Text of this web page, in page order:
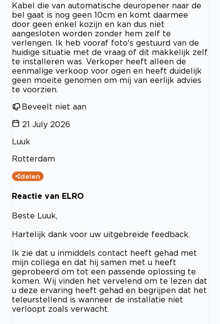
Kabel die van automatische deuropener naar de
bel gaat is nog geen 10cm en komt daarmee
door geen enkel kozijn en kan dus niet
aangesloten worden zonder hem zelf te
verlengen. Ik heb vooraf foto's gestuurd van de
huidige situatie met de vraag of dit makkelijk zelf
te installeren was. Verkoper heeft alleen de
eenmalige verkoop voor ogen en heeft duidelijk
geen moeite genomen om mij van eerlijk advies
te voorzien.
Beveelt niet aan
21 July 2026
Luuk
Rotterdam
delen
Reactie van ELRO
Beste Luuk,
Hartelijk dank voor uw uitgebreide feedback.
Ik zie dat u inmiddels contact heeft gehad met
mijn collega en dat hij samen met u heeft
geprobeerd om tot een passende oplossing te
komen. Wij vinden het vervelend om te lezen dat
u deze ervaring heeft gehad en begrijpen dat het
teleurstellend is wanneer de installatie niet
verloopt zoals verwacht.